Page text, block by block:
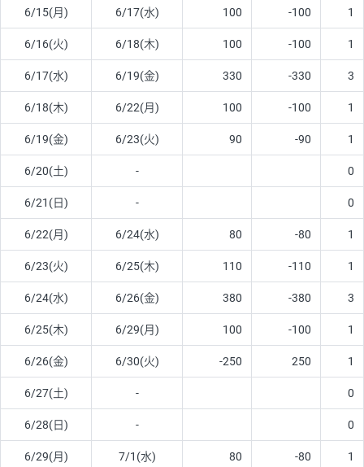
6/15(月) 6/17(水) 100 -100 1
6/16(火) 6/18(木) 100 -100 1
6/17(水) 6/19(金) 330 -330 3
6/18(木) 6/22(月) 100 -100 1
6/19(金) 6/23(火) 90 -90 1
6/20(土) - 0
6/21(日) - 0
6/22(月) 6/24(水) 80 -80 1
6/23(火) 6/25(木) 110 -110 1
6/24(水) 6/26(金) 380 -380 3
6/25(木) 6/29(月) 100 -100 1
6/26(金) 6/30(火) -250 250 1
6/27(土) - 0
6/28(日) - 0
6/29(月) 7/1(水) 80 -80 1